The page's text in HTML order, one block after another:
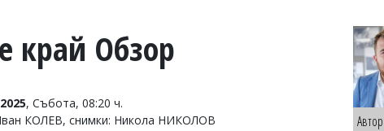
край Обзор
, Събота, 08:20 ч.
КОЛЕВ, снимки: Никола НИКОЛОВ
Автор